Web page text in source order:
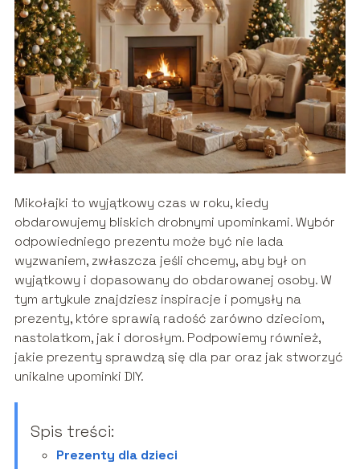
Mikołajki to wyjątkowy czas w roku, kiedy
obdarowujemy bliskich drobnymi upominkami. Wybór
odpowiedniego prezentu może być nie lada
wyzwaniem, zwłaszcza jeśli chcemy, aby był on
wyjątkowy i dopasowany do obdarowanej osoby. W
tym artykule znajdziesz inspiracje i pomysły na
prezenty, które sprawią radość zarówno dzieciom,
nastolatkom, jak i dorosłym. Podpowiemy również,
jakie prezenty sprawdzą się dla par oraz jak stworzyć
unikalne upominki DIY.
Spis treści:
Prezenty dla dzieci